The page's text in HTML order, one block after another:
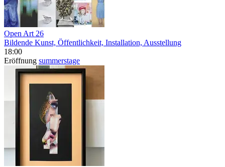
Open Art 26
Bildende Kunst, Öffentlichkeit, Installation, Ausstellung
18:00
Eröffnung summerstage